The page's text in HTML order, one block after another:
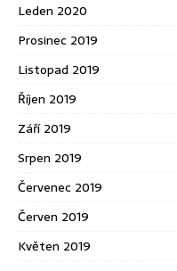
Leden 2020
Prosinec 2019
Listopad 2019
Říjen 2019
Září 2019
Srpen 2019
Červenec 2019
Červen 2019
Květen 2019